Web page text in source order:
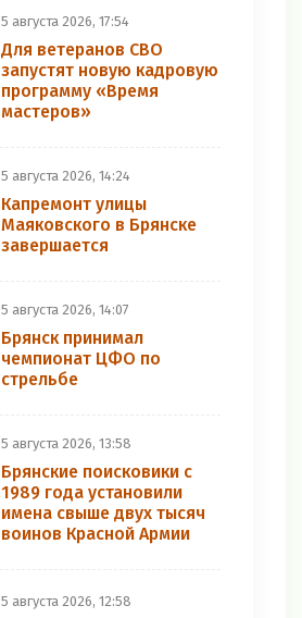
5 августа 2026, 17:54
Для ветеранов СВО
запустят новую кадровую
программу «Время
мастеров»
5 августа 2026, 14:24
Капремонт улицы
Маяковского в Брянске
завершается
5 августа 2026, 14:07
Брянск принимал
чемпионат ЦФО по
стрельбе
5 августа 2026, 13:58
Брянские поисковики с
1989 года установили
имена свыше двух тысяч
воинов Красной Армии
5 августа 2026, 12:58